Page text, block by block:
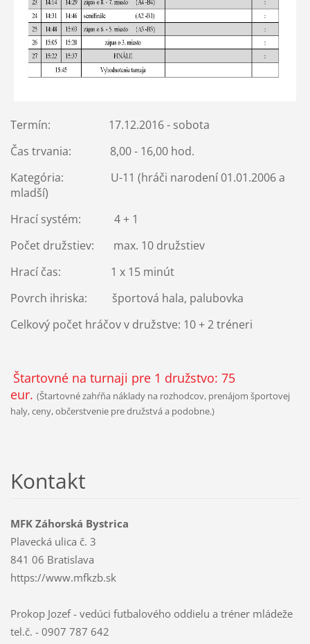
Termín: 17.12.2016 - sobota
Čas trvania: 8,00 - 16,00 hod.
Kategória: U-11 (hráči narodení 01.01.2006 a
mladší)
Hrací systém: 4 + 1
Počet družstiev: max. 10 družstiev
Hrací čas: 1 x 15 minút
Povrch ihriska: športová hala, palubovka
Celkový počet hráčov v družstve: 10 + 2 tréneri
Štartovné na turnaji pre 1 družstvo: 75
eur. (Štartovné zahŕňa náklady na rozhodcov, prenájom športovej
haly, ceny, občerstvenie pre družstvá a podobne.)
Kontakt
MFK Záhorská Bystrica
Plavecká ulica č. 3
841 06 Bratislava
https://www.mfkzb.sk
Prokop Jozef - vedúci futbalového oddielu a tréner mládeže
tel.č. - 0907 787 642